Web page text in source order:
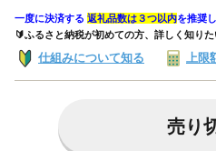
一度に決済する 返礼品数は３つ以内を推奨
🔰ふるさと納税が初めての方、詳しく知り
仕組みについて知る 上
売り